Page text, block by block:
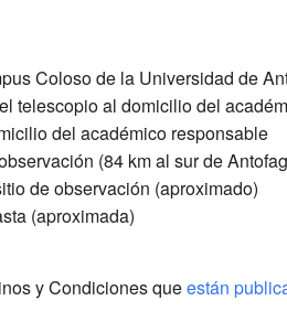
Coloso de la Universidad de
telescopio al domicilio del
del académico responsable
(84 km al sur de
de observación (aproximado)
(aproximada)
y Condiciones queestán